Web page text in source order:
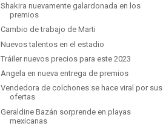
Shakira nuevamente galardonada en los
premios
Cambio de trabajo de Marti
Nuevos talentos en el estadio
Tráiler nuevos precios para este 2023
Angela en nueva entrega de premios
Vendedora de colchones se hace viral por sus
ofertas
Geraldine Bazán sorprende en playas
mexicanas